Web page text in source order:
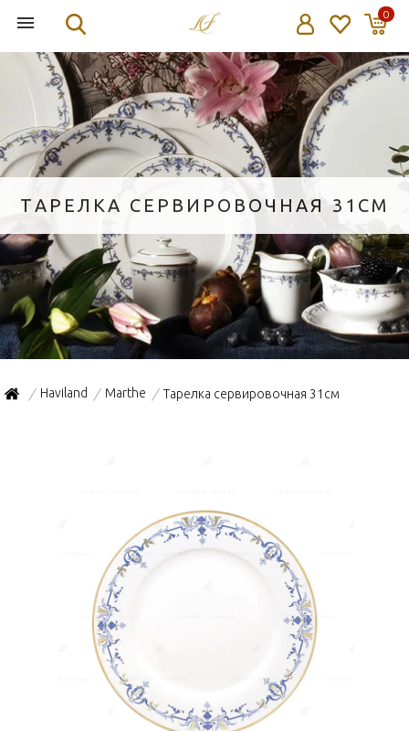
0
ТАРЕЛКА СЕРВИРОВОЧНАЯ 31СМ
/ Haviland / Marthe / Тарелка сервировочная 31см